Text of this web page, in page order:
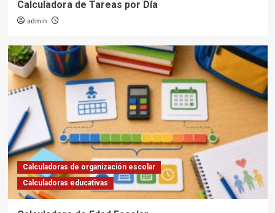
Calculadora de Tareas por Día
admin
Calculadoras de organización escolar
Calculadoras educativas